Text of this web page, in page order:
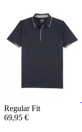
Regular Fit
69,95 €